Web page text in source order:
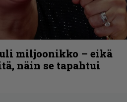
miljoonikko – eikä
näin se tapahtui